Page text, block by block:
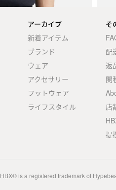
アーカイブ
新着アイテム
ブランド
ウェア
アクセサリー
フットウェア
ライフスタイル
そ
配
返
関
店
提
HBX® is a registered trademark of